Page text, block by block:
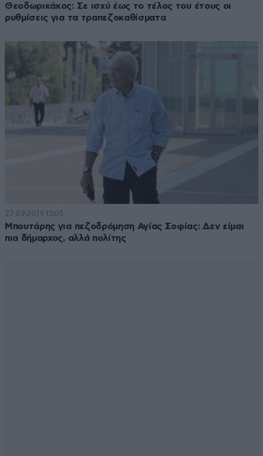
Θεοδωρικάκος: Σε ισχύ έως το τέλος του έτους οι
ρυθμίσεις για τα τραπεζοκαθίσματα
27·09·2019 13:05
Μπουτάρης για πεζοδρόμηση Αγίας Σοφίας: Δεν είμαι
πια δήμαρχος, αλλά πολίτης